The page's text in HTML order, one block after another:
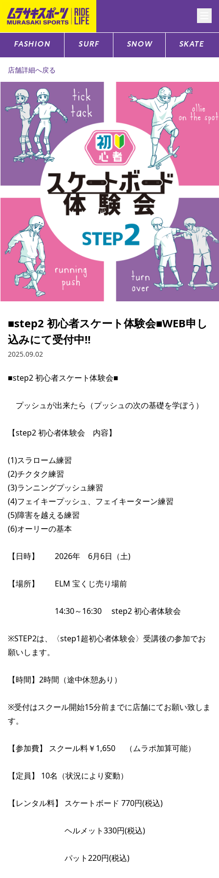
CATEGORY
サーフTOP
スノーTOP
スケートTOP
CONTENTS
ブランド一覧
特集一覧
スタッフスナップ
SUPPORT
ご利用ガイド
会員ランク
店頭受取サービス
ギフトラッピング
アフターサポート
下取り保証について
よくある質問
ニュース
ムラサキスポーツ 公式アプリ
FASHION SURF SNOW SKATE
店舗詳細へ戻る
■step2 初心者スケート体験会■WEB申し
込みにて受付中‼
2025.09.02
■step2 初心者スケート体験会■
プッシュが出来たら（プッシュの次の基礎を学ぼう）
【step2 初心者体験会　内容】
(1)スラローム練習
(2)チクタク練習
(3)ランニングプッシュ練習
(4)フェイキープッシュ、フェイキーターン練習
(5)障害を越える練習
(6)オーリーの基本
【日時】　　2026年　6月6日（土)
【場所】　　ELM 宝くじ売り場前
14:30～16:30　 step2 初心者体験会
※STEP2は、〈step1超初心者体験会〉受講後の参加でお
願いします。
【時間】2時間（途中休憩あり）
※受付はスクール開始15分前までに店舗にてお願い致しま
す。
【参加費】 スクール料￥1,650 　（ムラポ加算可能）
【定員】 10名（状況により変動）
【レンタル料】 スケートボード 770円(税込)
ヘルメット330円(税込)
パット220円(税込)